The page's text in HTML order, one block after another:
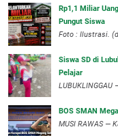
‎Rp1,1 Miliar
Pungut Siswa
Foto : Ilustrasi.
Siswa SD di
Pelajar
LUBUKLINGGAU
BOS SMAN
MUSI RAWAS —